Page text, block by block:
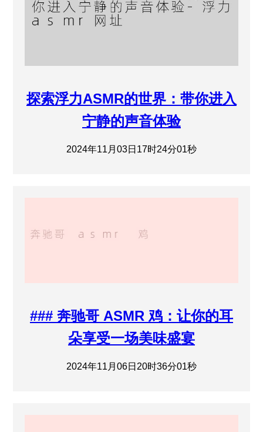
探索浮力ASMR的世界：带你进入
宁静的声音体验
2024年11月03日17时24分01秒
### 奔驰哥 ASMR 鸡：让你的耳
朵享受一场美味盛宴
2024年11月06日20时36分01秒